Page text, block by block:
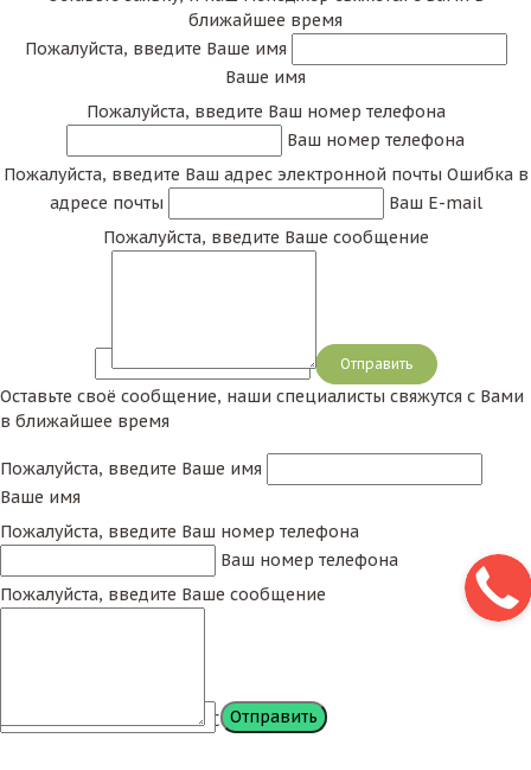
ближайшее время
Пожалуйста, введите Ваше имя
Ваше имя
Пожалуйста, введите Ваш номер телефона
Ваш номер телефона
Пожалуйста, введите Ваш адрес электронной почты Ошибка в
адресе почты
Ваш E-mail
Пожалуйста, введите Ваше сообщение
Сообщение
Оставьте своё сообщение, наши специалисты свяжутся с Вами
в ближайшее время
Пожалуйста, введите Ваше имя
Ваше имя
Пожалуйста, введите Ваш номер телефона
Ваш номер телефона
Пожалуйста, введите Ваше сообщение
Сообщение